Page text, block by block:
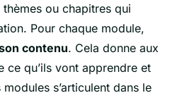
ou chapitres qui
Pour chaque module,
contenu. Cela donne aux
ce qu’ils vont apprendre et
s’articulent dans le